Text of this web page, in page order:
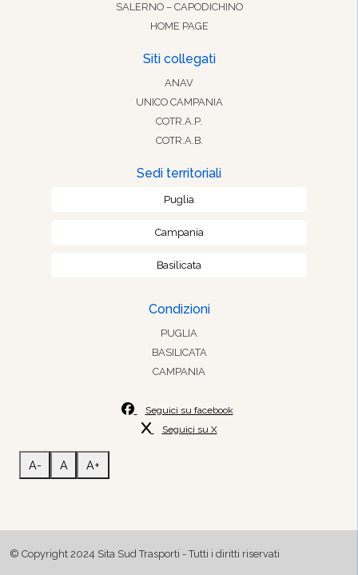
SALERNO – CAPODICHINO
HOME PAGE
Siti collegati
ANAV
UNICO CAMPANIA
COTR.A.P.
COTR.A.B.
Sedi territoriali
Puglia
Campania
Basilicata
Condizioni
PUGLIA
BASILICATA
CAMPANIA
Seguici su facebook
Seguici su X
A- A A+
© Copyright 2024 Sita Sud Trasporti - Tutti i diritti riservati